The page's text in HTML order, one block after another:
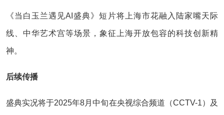
《当白玉兰遇见AI盛典》短片将上海市花融入陆家嘴天际
线、中华艺术宫等场景，象征上海开放包容的科技创新精
神‌。
后续传播‌
盛典实况将于‌2025年8月中旬‌在央视综合频道（CCTV-1）及